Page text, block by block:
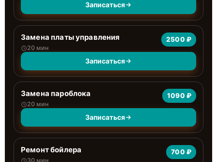
Записаться
Замена платы управления
20 мин
2500 ₽
Записаться
Замена пароблока
20 мин
1090 ₽
Записаться
Ремонт бойлера
30 мин
700 ₽